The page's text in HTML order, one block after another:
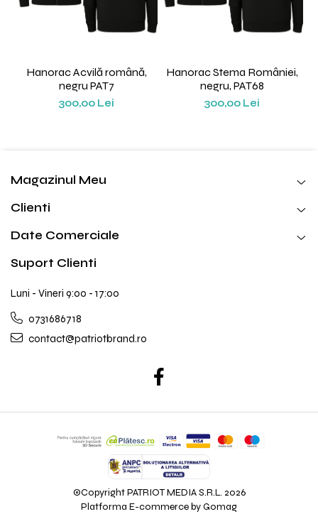
Hanorac Acvilă română,
negru PAT7
300,00 Lei
Hanorac Stema României,
negru, PAT68
300,00 Lei
Magazinul Meu
Clienti
Date Comerciale
Suport Clienti
Luni - Vineri 9:00 - 17:00
0731686718
contact@patriotbrand.ro
©Copyright PATRIOT MEDIA S.R.L. 2026
Platforma E-commerce by Gomag